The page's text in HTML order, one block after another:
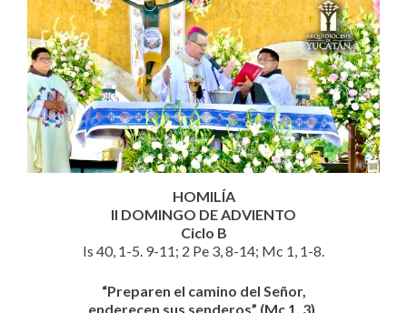
HOMILÍA
II DOMINGO DE ADVIENTO
Ciclo B
Is 40, 1-5. 9-11; 2 Pe 3, 8-14; Mc 1, 1-8.
“Preparen el camino del Señor,
enderecen sus senderos” (Mc 1, 3).